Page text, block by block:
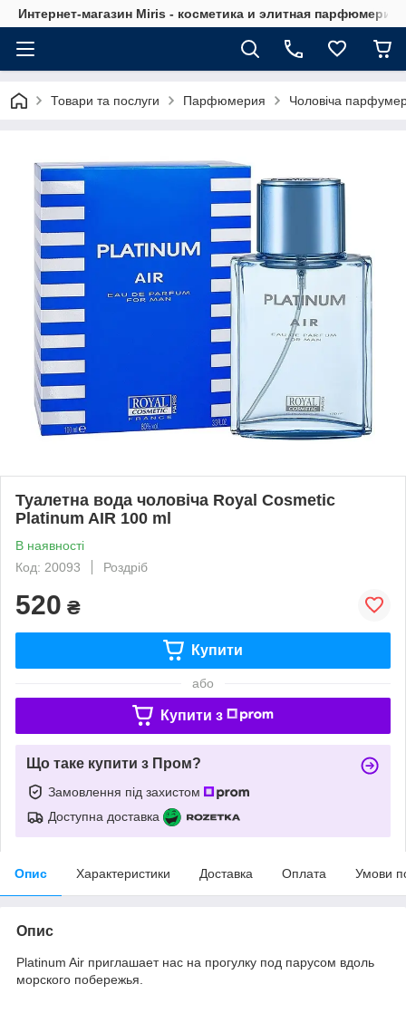
Интернет-магазин Мiris - косметика и элитная
Товари та послуги Парфюмерия Чоловіча
Туалетна вода чоловіча Royal Cosmetic
Platinum AIR 100 ml
В наявності
Код: 20093
Роздріб
520 ₴
Купити
або
Купити з
Що таке купити з Пром?
Замовлення під захистом
Доступна доставка
Опис Характеристики Доставка Оплата Умови
Опис
Platinum Air приглашает нас на прогулку под парусом вдоль
морского побережья.